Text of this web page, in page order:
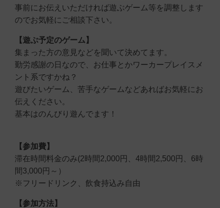
事前にお伝えいただければ遊ぶゲーム等を調整します
のでお気軽にご相談下さい。
【遊ぶ予定のゲーム】
集まった方の意見などを聞いて決めてます。
勤労感謝の日なので、お仕事とかワーカープレイスメ
ント系ですかね？
遊びたいゲーム、苦手なゲームなどあればお気軽にお
伝えください。
基本はのんびり遊んでます！
【参加費】
滞在時間料金のみ(2時間2,000円、4時間2,500円、6時
間3,000円～）
※フリードリンク、飲食持込み自由
【参加方法】